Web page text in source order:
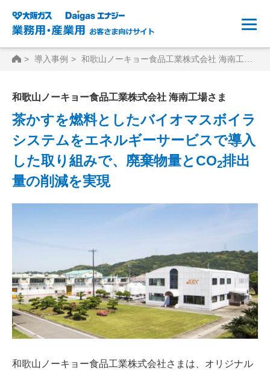
HOME導入事例 和歌山ノーキョー食品工業株式会社 海南工場さま
和歌山ノーキョー食品工業株式会社 海南工場さま
茶かすを燃料としたバイオマスボイラ
システムをエネルギーサービスで導入
した取り組みで、廃棄物量とCO2排出
量の削減を実現
和歌山ノーキョー食品工業株式会社さまは、オリジナル